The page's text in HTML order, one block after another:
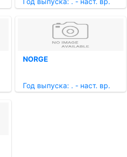
NORGE
Год выпуска: . - наст. вр.